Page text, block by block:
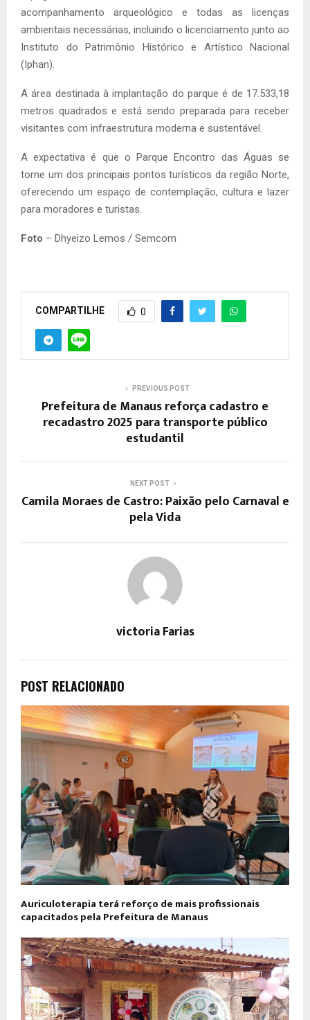
acompanhamento arqueológico e todas as licenças
ambientais necessárias, incluindo o licenciamento junto ao
Instituto do Patrimônio Histórico e Artístico Nacional
(Iphan).
A área destinada à implantação do parque é de 17.533,18
metros quadrados e está sendo preparada para receber
visitantes com infraestrutura moderna e sustentável.
A expectativa é que o Parque Encontro das Águas se
torne um dos principais pontos turísticos da região Norte,
oferecendo um espaço de contemplação, cultura e lazer
para moradores e turistas.
Foto – Dhyeizo Lemos / Semcom
COMPARTILHE 0
PREVIOUS POST
Prefeitura de Manaus reforça cadastro e
recadastro 2025 para transporte público
estudantil
NEXT POST
Camila Moraes de Castro: Paixão pelo Carnaval e
pela Vida
victoria Farias
POST RELACIONADO
Auriculoterapia terá reforço de mais profissionais
capacitados pela Prefeitura de Manaus